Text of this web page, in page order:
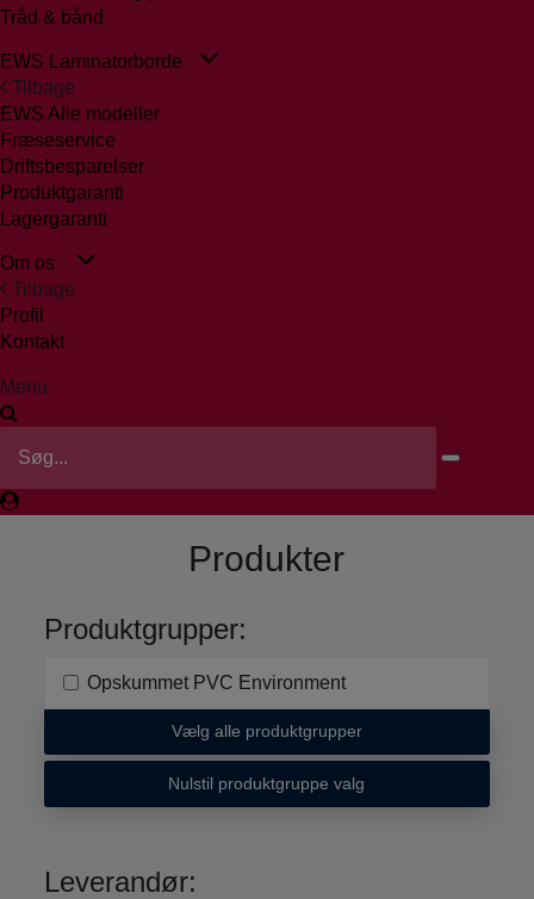
Tråd & bånd
EWS Laminatorborde
Tilbage
EWS Alle modeller
Fræseservice
Driftsbesparelser
Produktgaranti
Lagergaranti
Om os
Tilbage
Profil
Kontakt
Menu
Produkter
Produktgrupper:
Opskummet PVC Environment
Vælg alle produktgrupper
Nulstil produktgruppe valg
Leverandør: